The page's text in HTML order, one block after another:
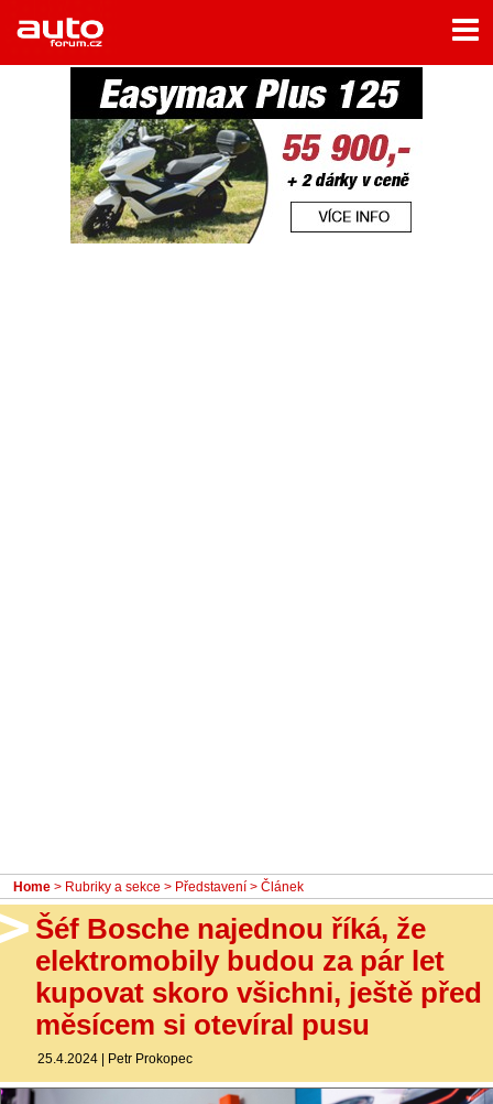
Home
Rubriky
- Jízdní dojmy a další testy
- Bleskovky
Home > Rubriky a sekce > Představení > Článek
Šéf Bosche najednou říká, že
elektromobily budou za pár let
kupovat skoro všichni, ještě před
měsícem si otevíral pusu
25.4.2024 | Petr Prokopec